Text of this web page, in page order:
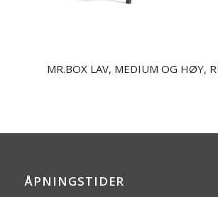
MR.BOX LAV, MEDIUM OG HØY,
ÅPNINGSTIDER